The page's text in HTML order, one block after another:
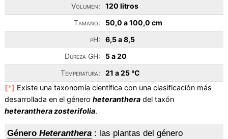
Volumen:
120 litros
Tamaño:
50,0 a 100,0 cm
pH:
6,5 a 8,5
Dureza GH:
5 a 20
Temperatura:
21 a 25 °C
[*] Existe una taxonomía científica con una clasificación más
desarrollada en el género heterantheradel taxón
heteranthera zosterifolia.
Género Heteranthera: las plantas del género